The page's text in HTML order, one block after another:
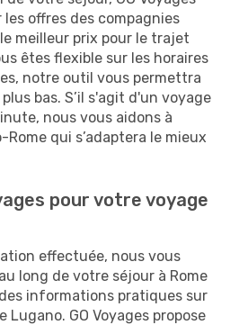
offres des compagnies
meilleur prix pour le trajet
êtes flexible sur les horaires
notre outil vous permettra
bas. S’il s'agit d'un voyage
nous vous aidons à
qui s’adaptera le mieux
pour votre voyage
effectuée, nous vous
long de votre séjour à Rome
informations pratiques sur
GO Voyages propose